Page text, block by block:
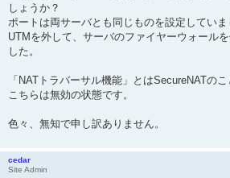
しょうか？
ポートは両サーバとも同じものを設定していま
UTMを外して、サーバのファイヤーウォール
した。
「NATトラバーサル機能」とはSecureNATの
こちらは無効の状態です。
色々、無知で申し訳ありません。
cedar
Site Admin